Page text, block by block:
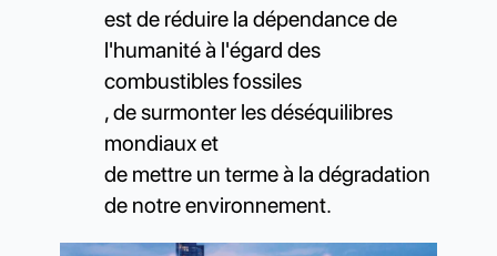
est de réduire la dépendance de
l'humanité à l'égard des
combustibles fossiles
, de surmonter les déséquilibres
mondiaux et
de mettre un terme à la dégradation
de notre environnement.